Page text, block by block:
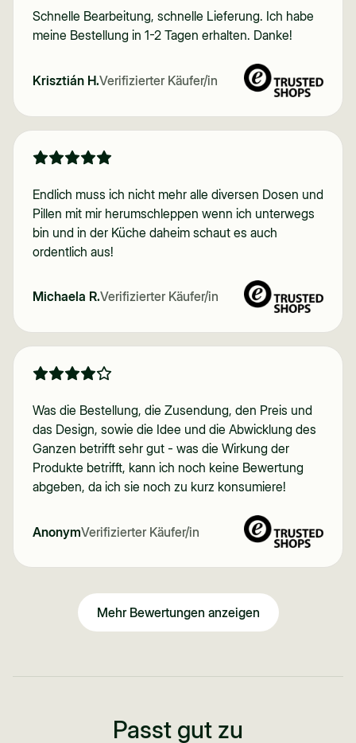
Schnelle Bearbeitung, schnelle Lieferung. Ich habe
meine Bestellung in 1-2 Tagen erhalten. Danke!
Krisztián H.Verifizierter Käufer/in
Endlich muss ich nicht mehr alle diversen Dosen und
Pillen mit mir herumschleppen wenn ich unterwegs
bin und in der Küche daheim schaut es auch
ordentlich aus!
Michaela R.Verifizierter Käufer/in
Was die Bestellung, die Zusendung, den Preis und
das Design, sowie die Idee und die Abwicklung des
Ganzen betrifft sehr gut - was die Wirkung der
Produkte betrifft, kann ich noch keine Bewertung
abgeben, da ich sie noch zu kurz konsumiere!
AnonymVerifizierter Käufer/in
Mehr Bewertungen anzeigen
Passt gut zu